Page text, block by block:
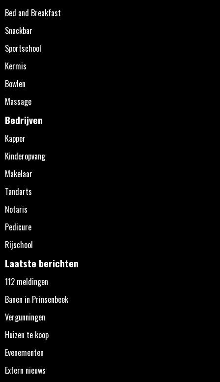
Bed and Breakfast
Snackbar
Sportschool
Kermis
Bowlen
Massage
Bedrijven
Kapper
Kinderopvang
Makelaar
Tandarts
Notaris
Pedicure
Rijschool
Laatste berichten
112 meldingen
Banen in Prinsenbeek
Vergunningen
Huizen te koop
Evenementen
Extern nieuws